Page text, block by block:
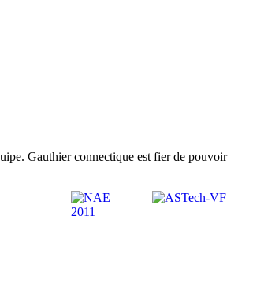
Gauthier connectique est fier de pouvoir